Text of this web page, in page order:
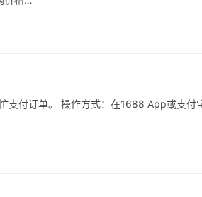
支付订单。 操作方式：在1688 App或支付